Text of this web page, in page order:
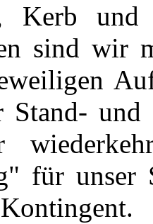
Kerb und
sind wir
und
für